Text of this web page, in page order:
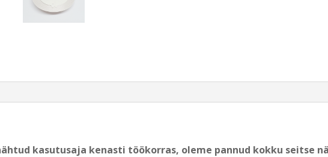
kasutusaja kenasti töökorras, oleme pannud kokku seitse